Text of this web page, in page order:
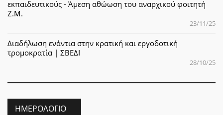
εκπαιδευτικούς - Άμεση αθώωση του αναρχικού φοιτητή
Ζ.Μ.
23/11/25
Διαδήλωση ενάντια στην κρατική και εργοδοτική
τρομοκρατία | ΣΒΕΔΙ
28/10/25
ΗΜΕΡΟΛΌΓΙΟ